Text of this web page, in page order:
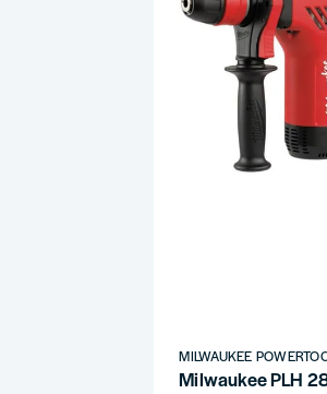
MILWAUKEE
Milwaukee PLH